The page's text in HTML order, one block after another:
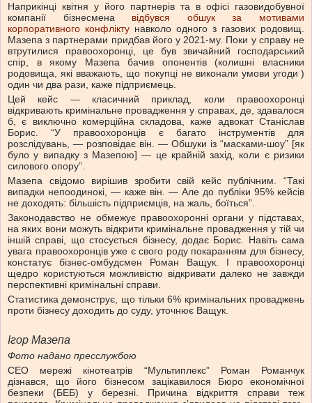
Наприкінці квітня у його партнерів та в офісі газовидобувної
компанії бізнесмена відбувся обшук за мотивами
корпоративного конфлікту навколо одного з газових родовищ.
Мазепа з партнерами придбав його у 2021-му. Поки у справу не
втрутилися правоохоронці, це був звичайний господарський
спір, в якому Мазепа бачив опонентів (колишні власники
родовища, які вважають, що покупці не виконали умови угоди )
один чи два рази, каже підприємець.
Цей кейс — класичний приклад, коли правоохоронці
відкривають кримінальне провадження у справах, де, здавалося
б, є виключно комерційна складова, каже адвокат Станіслав
Борис. “У правоохоронців є багато інструментів для
розслідувань, — розповідає він. — Обшуки із “масками-шоу” [як
було у випадку з Мазепою] — це крайній захід, коли є ризики
силового опору”.
Мазепа свідомо вирішив зробити свій кейс публічним. “Такі
випадки непоодинокі, — каже він. — Але до публіки 95% кейсів
не доходять: більшість підприємців, на жаль, боїться”.
Законодавство не обмежує правоохоронні органи у підставах,
на яких вони можуть відкрити кримінальне провадження у тій чи
іншій справі, що стосується бізнесу, додає Борис. Навіть сама
увага правоохоронців уже є свого роду покаранням для бізнесу,
констатує бізнес-омбудсмен Роман Ващук. І правоохоронці
щедро користуються можливістю відкривати далеко не завжди
перспективні кримінальні справи.
Статистика демонструє, що тільки 6% кримінальних проваджень
проти бізнесу доходить до суду, уточнює Ващук.
Ігор Мазепа
Фото надано пресслужбою
СЕО мережі кінотеатрів “Мультиплекс” Роман Романчук
дізнався, що його бізнесом зацікавилося Бюро економічної
безпеки (БЕБ) у березні. Причина відкриття справи теж